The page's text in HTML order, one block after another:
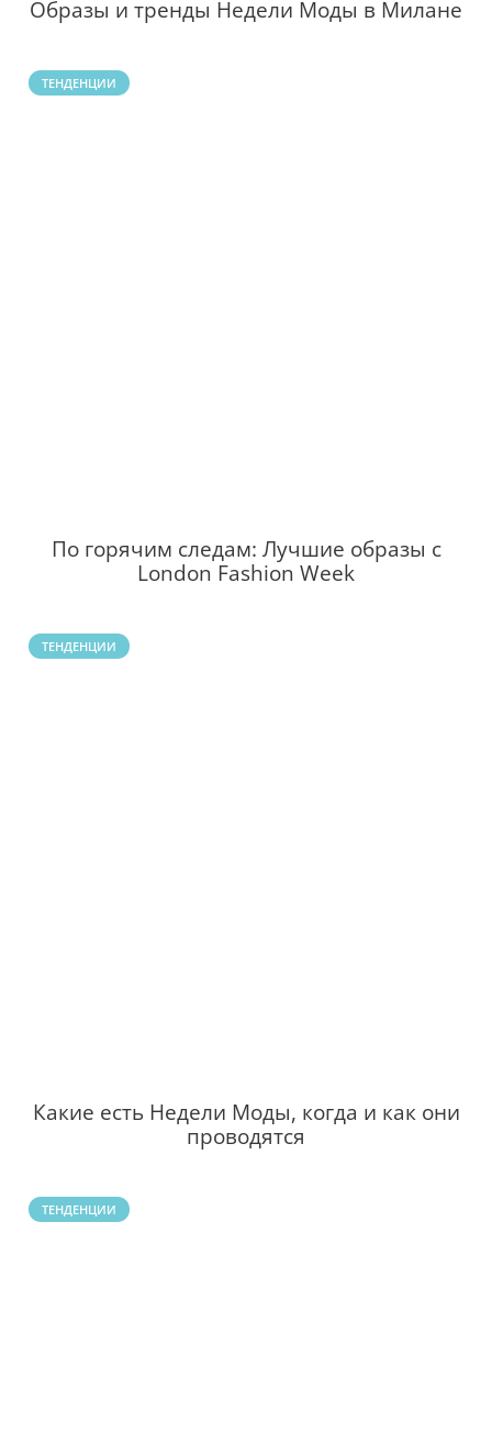
Образы и тренды Недели Моды в Милане
ТЕНДЕНЦИИ
По горячим следам: Лучшие образы с
London Fashion Week
ТЕНДЕНЦИИ
Какие есть Недели Моды, когда и как они
проводятся
ТЕНДЕНЦИИ